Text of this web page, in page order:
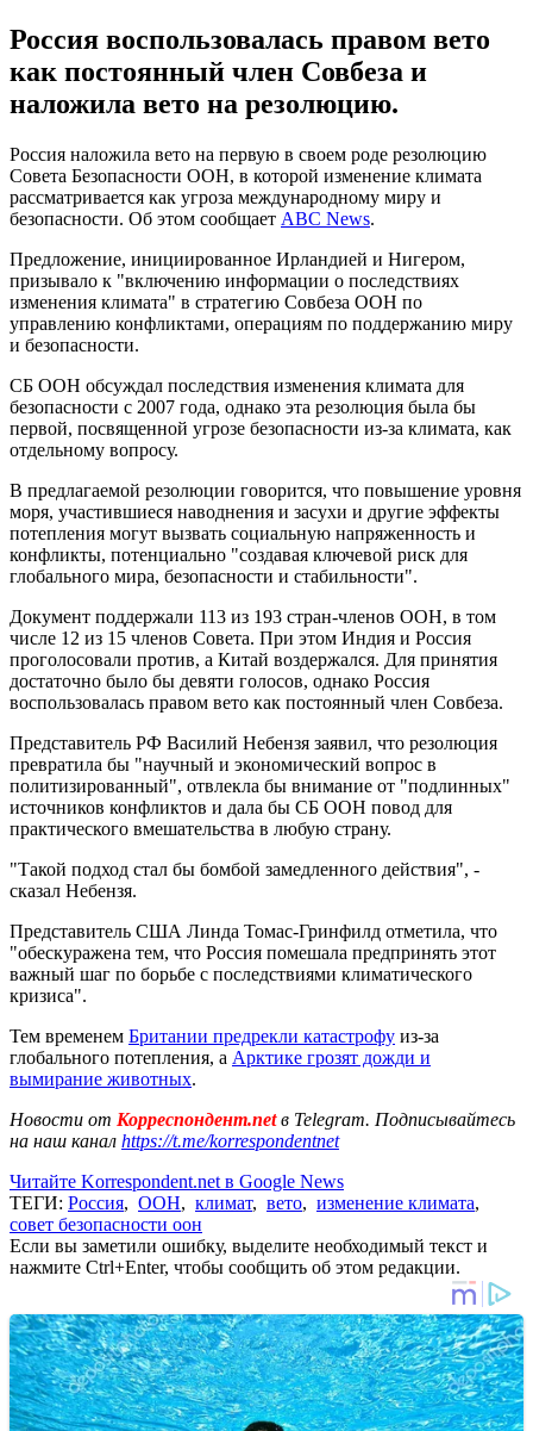
Россия воспользовалась правом вето
как постоянный член Совбеза и
наложила вето на резолюцию.
Россия наложила вето на первую в своем роде резолюцию
Совета Безопасности ООН, в которой изменение климата
рассматривается как угроза международному миру и
безопасности. Об этом сообщает ABC News.
Предложение, инициированное Ирландией и Нигером,
призывало к "включению информации о последствиях
изменения климата" в стратегию Совбеза ООН по
управлению конфликтами, операциям по поддержанию миру
и безопасности.
СБ ООН обсуждал последствия изменения климата для
безопасности с 2007 года, однако эта резолюция была бы
первой, посвященной угрозе безопасности из-за климата, как
отдельному вопросу.
В предлагаемой резолюции говорится, что повышение уровня
моря, участившиеся наводнения и засухи и другие эффекты
потепления могут вызвать социальную напряженность и
конфликты, потенциально "создавая ключевой риск для
глобального мира, безопасности и стабильности".
Документ поддержали 113 из 193 стран-членов ООН, в том
числе 12 из 15 членов Совета. При этом Индия и Россия
проголосовали против, а Китай воздержался. Для принятия
достаточно было бы девяти голосов, однако Россия
воспользовалась правом вето как постоянный член Совбеза.
Представитель РФ Василий Небензя заявил, что резолюция
превратила бы "научный и экономический вопрос в
политизированный", отвлекла бы внимание от "подлинных"
источников конфликтов и дала бы СБ ООН повод для
практического вмешательства в любую страну.
"Такой подход стал бы бомбой замедленного действия", -
сказал Небензя.
Представитель США Линда Томас-Гринфилд отметила, что
"обескуражена тем, что Россия помешала предпринять этот
важный шаг по борьбе с последствиями климатического
кризиса".
Тем временем Британии предрекли катастрофу из-за
глобального потепления, а Арктике грозят дожди и
вымирание животных.
Новости от Корреспондент.netв Telegram. Подписывайтесь
на наш канал https://t.me/korrespondentnet
Читайте Korrespondent.net в Google News
ТЕГИ: Россия, ООН, климат, вето, изменение климата,
совет безопасности оон
Если вы заметили ошибку, выделите необходимый текст и
нажмите Ctrl+Enter, чтобы сообщить об этом редакции.